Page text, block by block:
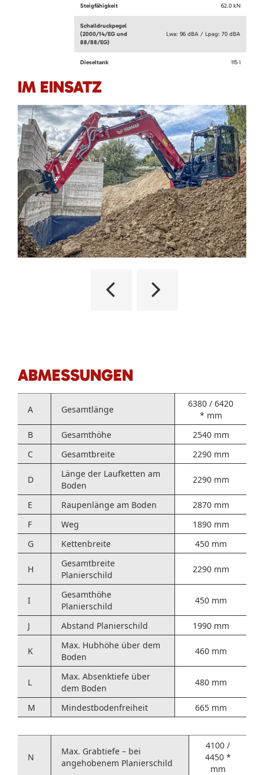
Steigfähigkeit 62.0 kN
Schalldruckpegel
(2000/14/EG und
88/88/EG)
Lwa: 96 dBA / Lpag: 70 dBA
Dieseltank 115 l
IM EINSATZ
ABMESSUNGEN
A Gesamtlänge
6380 / 6420
* mm
B
Gesamthöhe
2540 mm
C
Gesamtbreite 2290 mm
D
Länge der Laufketten am
Boden
2290 mm
E Raupenlänge am Boden
2870 mm
F
Weg
1890 mm
G
Kettenbreite 450 mm
H
Gesamtbreite
Planierschild
2290 mm
I
Gesamthöhe
Planierschild
450 mm
J Abstand Planierschild 1990 mm
K
Max. Hubhöhe über dem
Boden
460 mm
L
Max. Absenktiefe über
dem Boden
480 mm
M Mindestbodenfreiheit 665 mm
N
Max. Grabtiefe – bei
angehobenem Planierschild
4100 /
4450 *
mm